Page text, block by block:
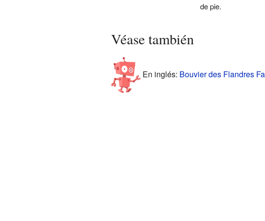
de pie.
Véase también
En inglés: Bouvier des Flandres